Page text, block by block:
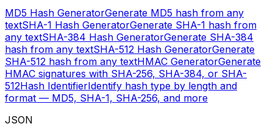
MD5 Hash GeneratorGenerate MD5 hash from any
textSHA-1 Hash GeneratorGenerate SHA-1 hash from
any textSHA-384 Hash GeneratorGenerate SHA-384
hash from any textSHA-512 Hash GeneratorGenerate
SHA-512 hash from any textHMAC GeneratorGenerate
HMAC signatures with SHA-256, SHA-384, or SHA-
512Hash IdentifierIdentify hash type by length and
format — MD5, SHA-1, SHA-256, and more
JSON